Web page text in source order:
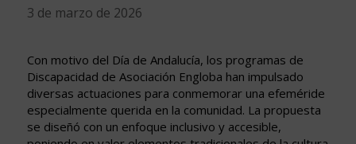
3 de marzo de 2026
Con motivo del Día de Andalucía, los programas de
Discapacidad de Asociación Engloba han impulsado
diversas actuaciones para conmemorar una efeméride
especialmente querida en la comunidad. La propuesta
se diseñó con un enfoque inclusivo y accesible,